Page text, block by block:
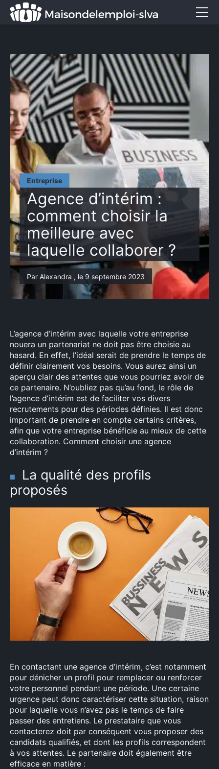
Entreprise
Agence d’intérim :
comment choisir la
meilleure avec
laquelle collaborer ?
Par Alexandra , le 9 septembre 2023
L’agence d’intérim avec laquelle votre entreprise
nouera un partenariat ne doit pas être choisie au
hasard. En effet, l’idéal serait de prendre le temps de
définir clairement vos besoins. Vous aurez ainsi un
aperçu clair des attentes que vous pourriez avoir de
ce partenaire. N’oubliez pas qu’au fond, le rôle de
l’agence d’intérim est de faciliter vos divers
recrutements pour des périodes définies. Il est donc
important de prendre en compte certains critères,
afin que votre entreprise bénéficie au mieux de cette
collaboration. Comment choisir une agence
d’intérim ?
La qualité des profils
proposés
En contactant une agence d’intérim, c’est notamment
pour dénicher un profil pour remplacer ou renforcer
votre personnel pendant une période. Une certaine
urgence peut donc caractériser cette situation, raison
pour laquelle vous n’avez pas le temps de faire
passer des entretiens. Le prestataire que vous
contacterez doit par conséquent vous proposer des
candidats qualifiés, et dont les profils correspondent
à vos attentes. Le partenaire doit également être
efficace en matière :
Formation
Marketing
Entreprise
Services
CONTACT